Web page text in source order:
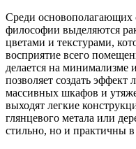
Среди основополагающих
философии выделяются
цветами и текстурами,
восприятие всего
делается на минимализме
позволяет создать
массивных шкафов и
выходят легкие
глянцевого метала или
стильно, но и практичны